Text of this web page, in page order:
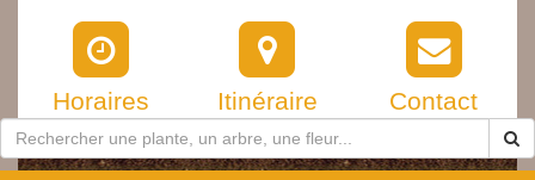
Horaires Itinéraire Contact